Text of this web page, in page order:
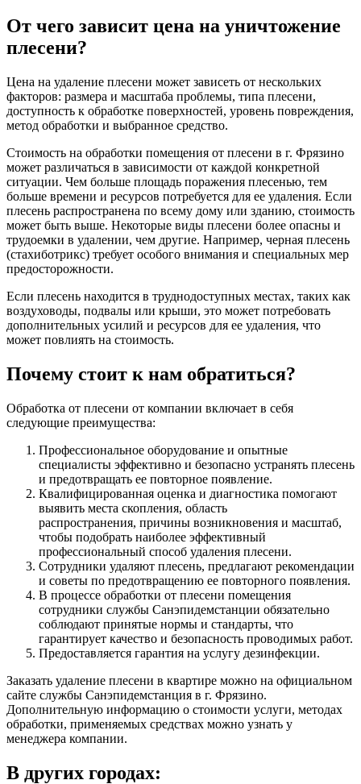
От чего зависит цена на уничтожение
плесени?
Цена на удаление плесени может зависеть от нескольких
факторов: размера и масштаба проблемы, типа плесени,
доступность к обработке поверхностей, уровень повреждения,
метод обработки и выбранное средство.
Стоимость на обработки помещения от плесени в г. Фрязино
может различаться в зависимости от каждой конкретной
ситуации. Чем больше площадь поражения плесенью, тем
больше времени и ресурсов потребуется для ее удаления. Если
плесень распространена по всему дому или зданию, стоимость
может быть выше. Некоторые виды плесени более опасны и
трудоемки в удалении, чем другие. Например, черная плесень
(стахиботрикс) требует особого внимания и специальных мер
предосторожности.
Если плесень находится в труднодоступных местах, таких как
воздуховоды, подвалы или крыши, это может потребовать
дополнительных усилий и ресурсов для ее удаления, что
может повлиять на стоимость.
Почему стоит к нам обратиться?
Обработка от плесени от компании включает в себя
следующие преимущества:
Профессиональное оборудование и опытные
специалисты эффективно и безопасно устранять плесень
и предотвращать ее повторное появление.
Квалифицированная оценка и диагностика помогают
выявить места скопления, область
распространения, причины возникновения и масштаб,
чтобы подобрать наиболее эффективный
профессиональный способ удаления плесени.
Сотрудники удаляют плесень, предлагают рекомендации
и советы по предотвращению ее повторного появления.
В процессе обработки от плесени помещения
сотрудники службы Санэпидемстанции обязательно
соблюдают принятые нормы и стандарты, что
гарантирует качество и безопасность проводимых работ.
Предоставляется гарантия на услугу дезинфекции.
Заказать удаление плесени в квартире можно на официальном
сайте службы Санэпидемстанция в г. Фрязино.
Дополнительную информацию о стоимости услуги, методах
обработки, применяемых средствах можно узнать у
менеджера компании.
В других городах: